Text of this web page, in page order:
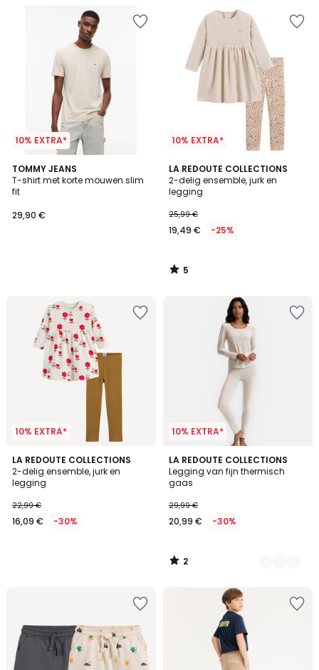
10% EXTRA*
TOMMY JEANS
T-shirt met korte mouwen slim
fit
29,90 €
10% EXTRA*
LA REDOUTE COLLECTIONS
2-delig ensemble, jurk en
legging
25,99 €
19,49 € -25%
5
/
5
5
/
10% EXTRA*
LA REDOUTE COLLECTIONS
2-delig ensemble, jurk en
legging
22,99 €
16,09 € -30%
10% EXTRA*
LA REDOUTE COLLECTIONS
Legging van fijn thermisch
gaas
29,99 €
20,99 € -30%
2
/
5
2
Kleuren
2
/